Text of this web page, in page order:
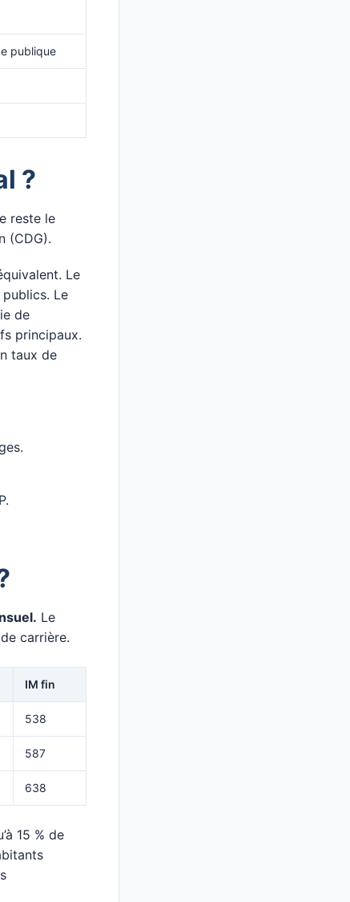
publique
?
reste le
(CDG).
Le
Le
de
principaux.
taux de
Le
carrière.
IM fin
538
587
638
15 % de